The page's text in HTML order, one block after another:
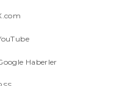
Haberler